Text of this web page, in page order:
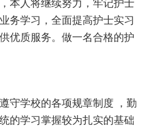
本人将继续努力，牢记护士
务学习，全面提高护士实习
优质服务。做一名合格的护
学校的各项规章制度 ，勤
的学习掌握较为扎实的基础